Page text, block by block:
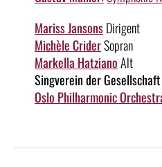
Mariss JansonsDirigent
Michèle CriderSopran
Markella HatzianoAlt
Singverein der
Oslo Philharmonic